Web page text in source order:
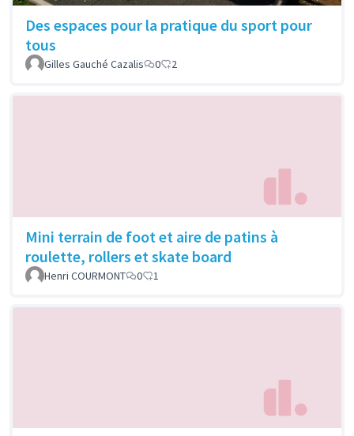
Des espaces pour la pratique du sport pour
tous
Gilles Gauché Cazalis 0 2
Mini terrain de foot et aire de patins à
roulette, rollers et skate board
Henri COURMONT 0 1